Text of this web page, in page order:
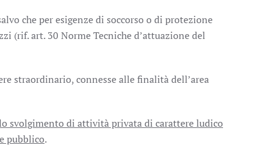
che per esigenze di soccorso o di protezione
(rif. art. 30 Norme Tecniche d’attuazione del
straordinario, connesse alle finalità dell’area
svolgimento di attività privata di carattere ludico
pubblico.